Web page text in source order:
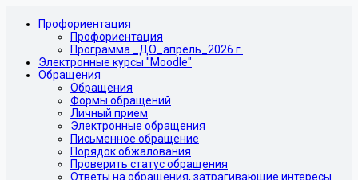
Профориентация
Профориентация
Программа _ДО_апрель_2026 г.
Электронные курсы "Moodle"
Обращения
Обращения
Формы обращений
Личный прием
Электронные обращения
Письменное обращение
Порядок обжалования
Проверить статус обращения
Ответы на обращения, затрагивающие интересы